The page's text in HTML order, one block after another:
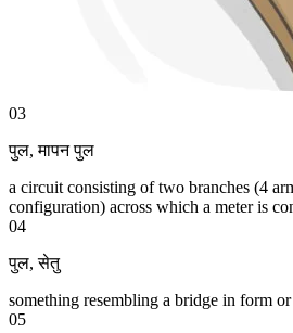
03
पुल,मापन पुल
a circuit consisting of two branches (4
configuration) across which a meter is
04
पुल,सेतु
something resembling a bridge in form
05